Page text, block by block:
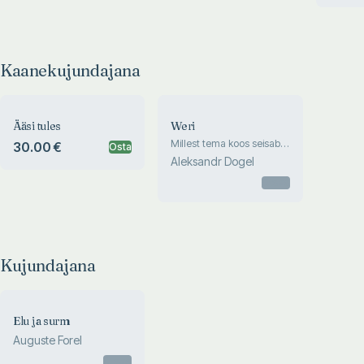
Kaanekujundajana
Ääsi tules
30.00 € Osta
Weri
Millest tema koos seisab
ja milleks teda
organismusele tarwis
Aleksandr Dogel
Kujundajana
Elu ja surm
Auguste Forel